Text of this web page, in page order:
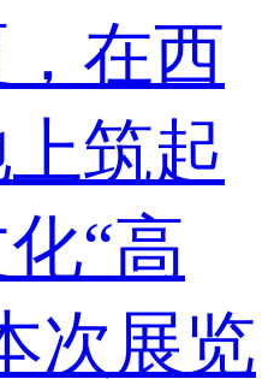
在西
筑起
“高
次展览